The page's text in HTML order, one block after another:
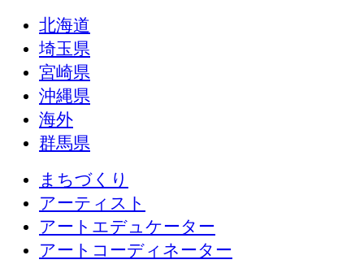
北海道
埼玉県
宮崎県
沖縄県
海外
群馬県
まちづくり
アーティスト
アートエデュケーター
アートコーディネーター